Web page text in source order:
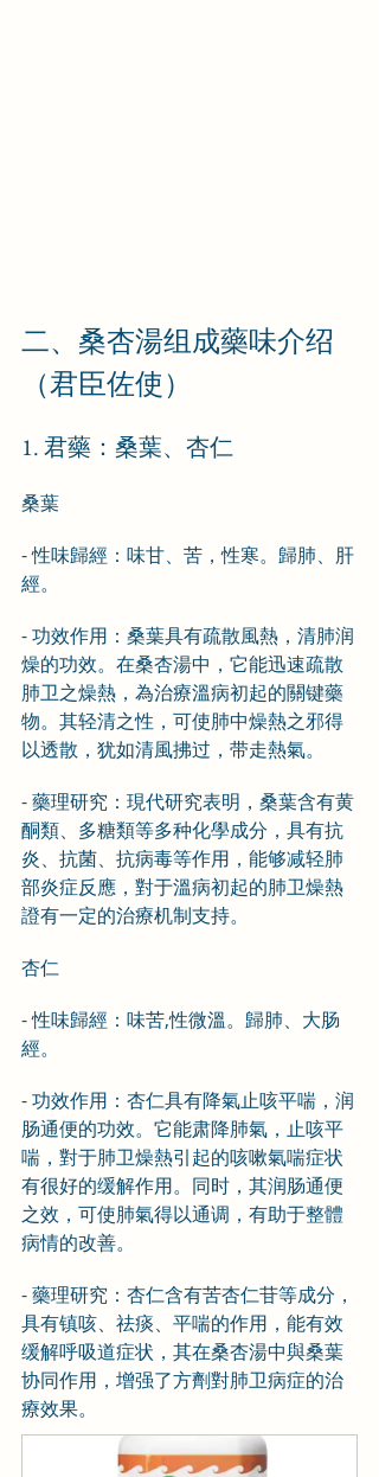
二、桑杏湯组成藥味介绍
（君臣佐使）
1. 君藥：桑葉、杏仁
桑葉
- 性味歸經：味甘、苦，性寒。歸肺、肝
經。
- 功效作用：桑葉具有疏散風熱，清肺润
燥的功效。在桑杏湯中，它能迅速疏散
肺卫之燥熱，為治療溫病初起的關键藥
物。其轻清之性，可使肺中燥熱之邪得
以透散，犹如清風拂过，带走熱氣。
- 藥理研究：現代研究表明，桑葉含有黄
酮類、多糖類等多种化學成分，具有抗
炎、抗菌、抗病毒等作用，能够减轻肺
部炎症反應，對于溫病初起的肺卫燥熱
證有一定的治療机制支持。
杏仁
- 性味歸經：味苦,性微溫。歸肺、大肠
經。
- 功效作用：杏仁具有降氣止咳平喘，润
肠通便的功效。它能肃降肺氣，止咳平
喘，對于肺卫燥熱引起的咳嗽氣喘症状
有很好的缓解作用。同时，其润肠通便
之效，可使肺氣得以通调，有助于整體
病情的改善。
- 藥理研究：杏仁含有苦杏仁苷等成分，
具有镇咳、祛痰、平喘的作用，能有效
缓解呼吸道症状，其在桑杏湯中與桑葉
协同作用，增强了方劑對肺卫病症的治
療效果。